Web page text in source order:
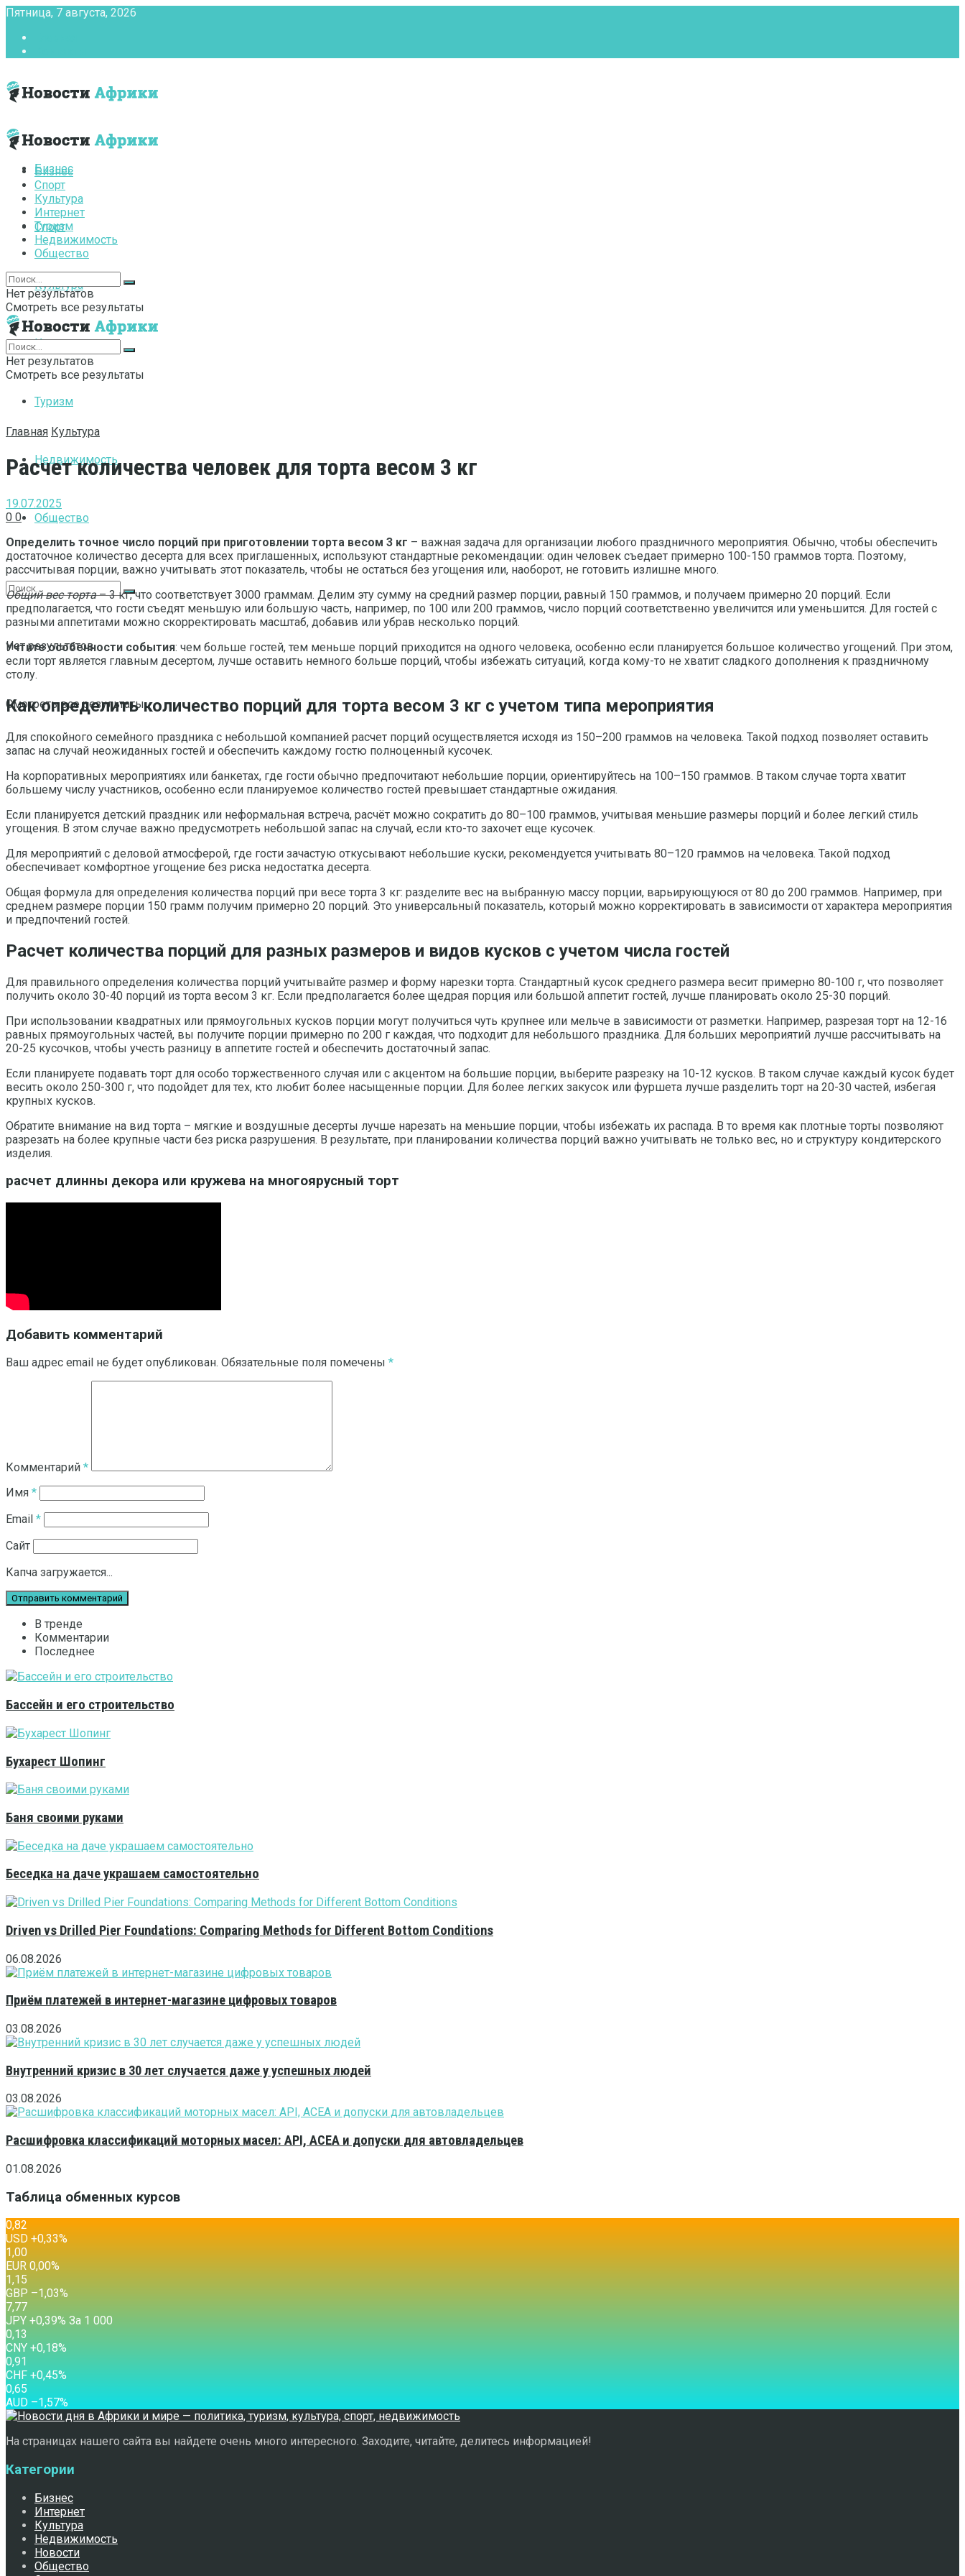
Пятница, 7 августа, 2026
Бизнес
Спорт
Культура
Интернет
Туризм
Недвижимость
Общество
Нет результатов
Смотреть все результаты
Бизнес
Спорт
Культура
Интернет
Туризм
Недвижимость
Общество
Нет результатов
Смотреть все результаты
Нет результатов
Смотреть все результаты
Главная Культура
Расчет количества человек для торта весом 3 кг
19.07.2025
0 0
Определить точное число порций при приготовлении торта весом 3 кг – важная задача для организации любого праздничного мероприятия. Обычно, чтобы обеспечить
достаточное количество десерта для всех приглашенных, используют стандартные рекомендации: один человек съедает примерно 100-150 граммов торта. Поэтому,
рассчитывая порции, важно учитывать этот показатель, чтобы не остаться без угощения или, наоборот, не готовить излишне много.
Общий вес торта– 3 кг, что соответствует 3000 граммам. Делим эту сумму на средний размер порции, равный 150 граммов, и получаем примерно 20 порций. Если
предполагается, что гости съедят меньшую или большую часть, например, по 100 или 200 граммов, число порций соответственно увеличится или уменьшится. Для гостей с
разными аппетитами можно скорректировать масштаб, добавив или убрав несколько порций.
Учтите особенности события: чем больше гостей, тем меньше порций приходится на одного человека, особенно если планируется большое количество угощений. При этом,
если торт является главным десертом, лучше оставить немного больше порций, чтобы избежать ситуаций, когда кому-то не хватит сладкого дополнения к праздничному
столу.
Как определить количество порций для торта весом 3 кг с учетом типа мероприятия
Для спокойного семейного праздника с небольшой компанией расчет порций осуществляется исходя из 150–200 граммов на человека. Такой подход позволяет оставить
запас на случай неожиданных гостей и обеспечить каждому гостю полноценный кусочек.
На корпоративных мероприятиях или банкетах, где гости обычно предпочитают небольшие порции, ориентируйтесь на 100–150 граммов. В таком случае торта хватит
большему числу участников, особенно если планируемое количество гостей превышает стандартные ожидания.
Если планируется детский праздник или неформальная встреча, расчёт можно сократить до 80–100 граммов, учитывая меньшие размеры порций и более легкий стиль
угощения. В этом случае важно предусмотреть небольшой запас на случай, если кто-то захочет еще кусочек.
Для мероприятий с деловой атмосферой, где гости зачастую откусывают небольшие куски, рекомендуется учитывать 80–120 граммов на человека. Такой подход
обеспечивает комфортное угощение без риска недостатка десерта.
Общая формула для определения количества порций при весе торта 3 кг: разделите вес на выбранную массу порции, варьирующуюся от 80 до 200 граммов. Например, при
среднем размере порции 150 грамм получим примерно 20 порций. Это универсальный показатель, который можно корректировать в зависимости от характера мероприятия
и предпочтений гостей.
Расчет количества порций для разных размеров и видов кусков с учетом числа гостей
Для правильного определения количества порций учитывайте размер и форму нарезки торта. Стандартный кусок среднего размера весит примерно 80-100 г, что позволяет
получить около 30-40 порций из торта весом 3 кг. Если предполагается более щедрая порция или большой аппетит гостей, лучше планировать около 25-30 порций.
При использовании квадратных или прямоугольных кусков порции могут получиться чуть крупнее или мельче в зависимости от разметки. Например, разрезая торт на 12-16
равных прямоугольных частей, вы получите порции примерно по 200 г каждая, что подходит для небольшого праздника. Для больших мероприятий лучше рассчитывать на
20-25 кусочков, чтобы учесть разницу в аппетите гостей и обеспечить достаточный запас.
Если планируете подавать торт для особо торжественного случая или с акцентом на большие порции, выберите разрезку на 10-12 кусков. В таком случае каждый кусок будет
весить около 250-300 г, что подойдет для тех, кто любит более насыщенные порции. Для более легких закусок или фуршета лучше разделить торт на 20-30 частей, избегая
крупных кусков.
Обратите внимание на вид торта – мягкие и воздушные десерты лучше нарезать на меньшие порции, чтобы избежать их распада. В то время как плотные торты позволяют
разрезать на более крупные части без риска разрушения. В результате, при планировании количества порций важно учитывать не только вес, но и структуру кондитерского
изделия.
расчет длинны декора или кружева на многоярусный торт
Добавить комментарий
Ваш адрес email не будет опубликован. Обязательные поля помечены *
Комментарий *
Имя *
Email *
Сайт
Капча загружается...
В тренде
Комментарии
Последнее
Бассейн и его строительство
Бухарест Шопинг
Баня своими руками
Беседка на даче украшаем самостоятельно
Driven vs Drilled Pier Foundations: Comparing Methods for Different Bottom Conditions
06.08.2026
Приём платежей в интернет-магазине цифровых товаров
03.08.2026
Внутренний кризис в 30 лет случается даже у успешных людей
03.08.2026
Расшифровка классификаций моторных масел: API, ACEA и допуски для автовладельцев
01.08.2026
Таблица обменных курсов
0,82
USD +0,33%
1,00
EUR 0,00%
1,15
GBP –1,03%
7,77
JPY +0,39% За 1 000
0,13
CNY +0,18%
0,91
CHF +0,45%
0,65
AUD –1,57%
На страницах нашего сайта вы найдете очень много интересного. Заходите, читайте, делитесь информацией!
Категории
Бизнес
Интернет
Культура
Недвижимость
Новости
Общество